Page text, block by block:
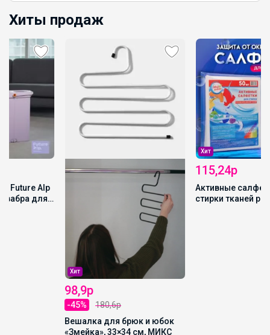
Хиты продаж
Вешалка для брюк и юбок
«Змейка», 33×34 см, МИКС
115,24р
Активные салфетки для
стирки тканей разных
цветов, в зип-локе 50 шт.